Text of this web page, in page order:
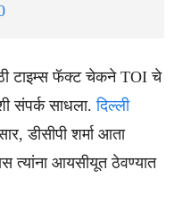
टाइम्स फॅक्ट चेकने TOI चे
संपर्क साधला.दिल्ली
डीसीपी शर्मा आता
त्यांना आयसीयूत ठेवण्यात